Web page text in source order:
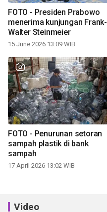
FOTO - Presiden Prabowo
menerima kunjungan Frank-
Walter Steinmeier
15 June 2026 13:09 WIB
FOTO - Penurunan setoran
sampah plastik di bank
sampah
17 April 2026 13:02 WIB
Video